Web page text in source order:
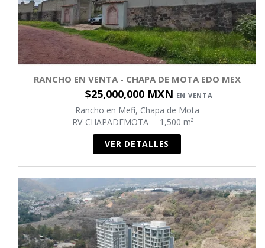
RANCHO EN VENTA - CHAPA DE MOTA EDO MEX
$25,000,000 MXN EN VENTA
Rancho en Mefi, Chapa de Mota
RV-CHAPADEMOTA
1,500 m²
VER DETALLES